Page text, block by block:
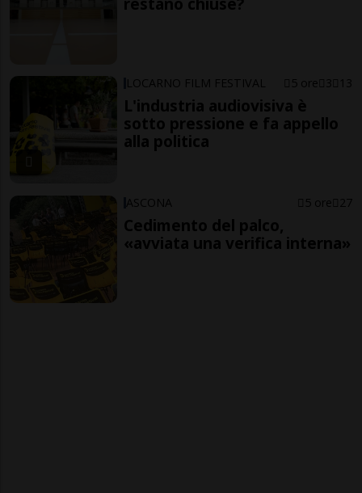
LOCARNO FILM FESTIVAL 5 ore 3 13
L'industria audiovisiva è
sotto pressione e fa appello
alla politica
ASCONA 5 ore 27
Cedimento del palco,
«avviata una verifica interna»